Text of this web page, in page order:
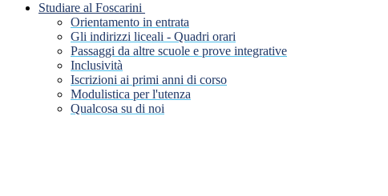
Studiare al Foscarini
Orientamento in entrata
Gli indirizzi liceali - Quadri orari
Passaggi da altre scuole e prove integrative
Inclusività
Iscrizioni ai primi anni di corso
Modulistica per l'utenza
Qualcosa su di noi